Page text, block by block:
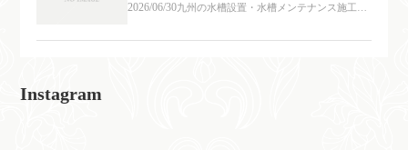
2026/06/30九州の水槽設置・水槽メンテナンス施工事
Instagram